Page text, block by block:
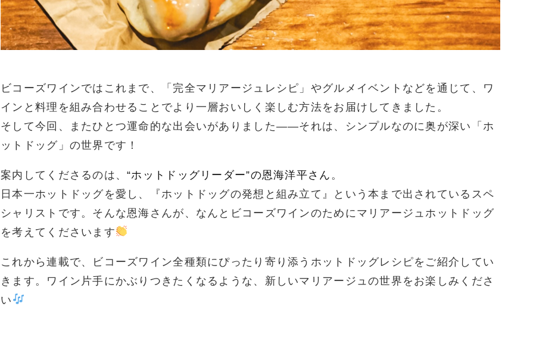
ビコーズワインではこれまで、「完全マリアージュレシピ」やグルメイベントなどを通じて、ワ
インと料理を組み合わせることでより一層おいしく楽しむ方法をお届けしてきました。
そして今回、またひとつ運命的な出会いがありました――それは、シンプルなのに奥が深い「ホ
ットドッグ」の世界です！
案内してくださるのは、“ホットドッグリーダー”の恩海洋平さん 。
日本一ホットドッグを愛し、『ホットドッグの発想と組み立て』という本まで出されているスペ
シャリストです。そんな恩海さんが、なんとビコーズワインのためにマリアージュホットドッグ
を考えてくださいます
これから連載で、ビコーズワイン全種類にぴったり寄り添うホットドッグレシピをご紹介してい
きます。ワイン片手にかぶりつきたくなるような、新しいマリアージュの世界をお楽しみくださ
い